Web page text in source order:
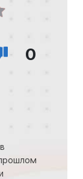
0